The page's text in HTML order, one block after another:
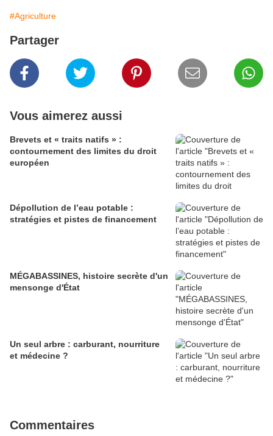
#Agriculture
Partager
Vous aimerez aussi
Brevets et « traits natifs » :
contournement des limites du droit
européen
Dépollution de l’eau potable :
stratégies et pistes de financement
MÉGABASSINES, histoire secrète d'un
mensonge d'État
Un seul arbre : carburant, nourriture
et médecine ?
Commentaires